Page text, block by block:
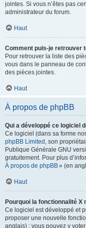
jointes. Si vous n’êtes pas
administrateur du forum.
Haut
Comment puis-je retrouver
Pour retrouver la liste des
vous dans le panneau de
des pièces jointes.
Haut
À propos de phpBB
Qui a développé ce logiciel
Ce logiciel (dans sa forme
phpBB Limited , son
Publique Générale GNU
gratuitement. Pour plus
À propos de phpBB» (en
Haut
Pourquoi la fonctionnalité X
Ce logiciel est développé et
proposer une nouvelle
anglais) ; vous pouvez y